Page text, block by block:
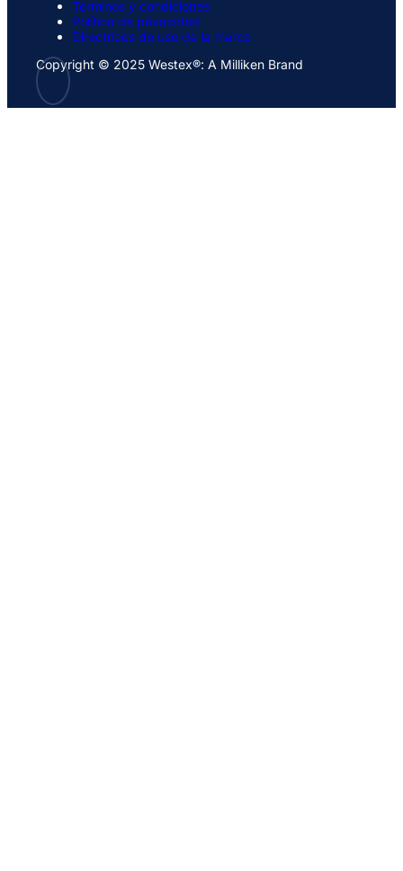
Términos y condiciones
Política de privacidad
Directrices de uso de la marca
Copyright © 2025 Westex®: A Milliken Brand